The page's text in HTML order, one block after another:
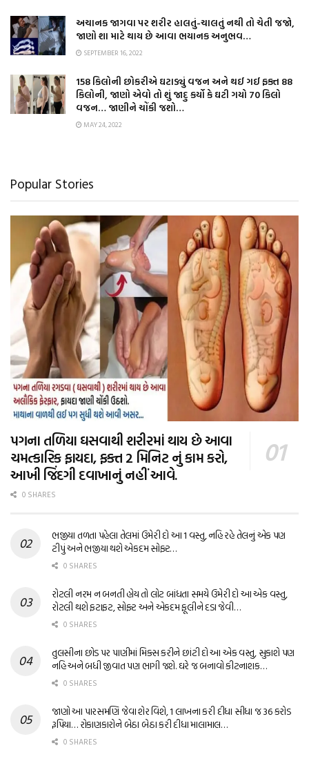
અચાનક જાગવા પર શરીર હાલતું-ચાલતું નથી તો ચેતી જજો,
જાણો શા માટે થાય છે આવા ભયાનક અનુભવ…
SEPTEMBER 16, 2022
158 કિલોની છોકરીએ ઘટાડ્યું વજન અને થઈ ગઈ ફક્ત 88
કિલોની, જાણો એવો તો શું જાદુ કર્યો કે ઘટી ગયો 70 કિલો
વજન… જાણીને ચોંકી જશો…
MAY 24, 2022
Popular Stories
પગના તળિયા ઘસવાથી શરીરમાં થાય છે આવા
ચમત્કારિક ફાયદા, ફક્ત 2 મિનિટ નું કામ કરો,
આખી જિંદગી દવાખાનું નહીં આવે.
0 SHARES
ભજીયા તળતા પહેલા તેલમાં ઉમેરી દો આ 1 વસ્તુ, નહિ રહે તેલનું એક પણ
ટીપું અને ભજીયા થશે એકદમ સોફ્ટ…
0 SHARES
રોટલી નરમ ન બનતી હોય તો લોટ બાંધતા સમયે ઉમેરી દો આ એક વસ્તુ,
રોટલી થશે ફટાફટ, સોફ્ટ અને એકદમ ફૂલીને દડા જેવી…
0 SHARES
તુલસીના છોડ પર પાણીમાં મિક્સ કરીને છાંટી દો આ એક વસ્તુ, સુકાશે પણ
નહિ અને બધી જીવાત પણ ભાગી જશે. ઘરે જ બનાવો કીટનાશક…
0 SHARES
જાણો આ પારસમણિ જેવા શેર વિશે, 1 લાખના કરી દીધા સીધા જ 36 કરોડ
રૂપિયા… રોકાણકારોને બેઠા બેઠા કરી દીધા માલામાલ…
0 SHARES